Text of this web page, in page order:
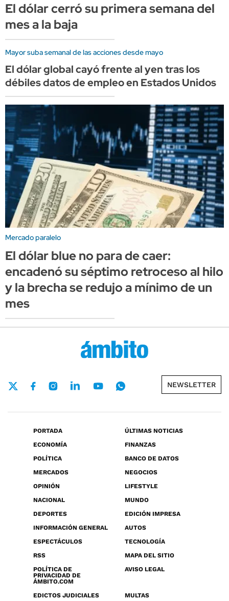
El dólar cerró su primera semana del
mes a la baja
Mayor suba semanal de las acciones desde mayo
El dólar global cayó frente al yen tras los
débiles datos de empleo en Estados Unidos
Mercado paralelo
El dólar blue no para de caer:
encadenó su séptimo retroceso al hilo
y la brecha se redujo a mínimo de un
mes
NEWSLETTER
PORTADA
ÚLTIMAS NOTICIAS
ECONOMÍA
FINANZAS
POLÍTICA
BANCO DE DATOS
MERCADOS
NEGOCIOS
OPINIÓN
LIFESTYLE
NACIONAL
MUNDO
DEPORTES
EDICIÓN IMPRESA
INFORMACIÓN GENERAL
AUTOS
ESPECTÁCULOS
TECNOLOGÍA
RSS
MAPA DEL SITIO
POLÍTICA DE
PRIVACIDAD DE
ÁMBITO.COM
AVISO LEGAL
EDICTOS JUDICIALES MULTAS